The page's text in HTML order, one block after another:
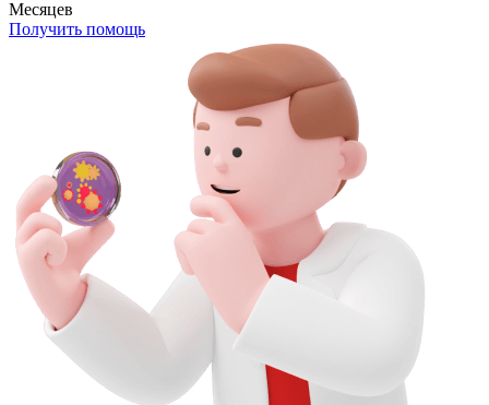
Месяцев
Получить помощь